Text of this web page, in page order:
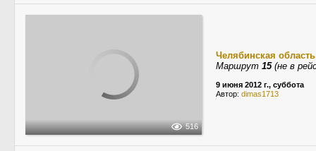
516
Челябинская область
Маршрут 15(не в
9 июня 2012 г., суббота
Автор: dimas1713